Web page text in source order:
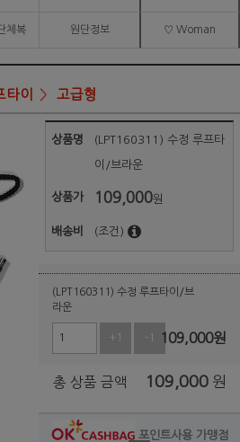
체복 원단정보 ♡ Woman
타이 고급형
상품명 (LPT160311) 수정 루프타
이/브라운
상품가 109,000원
배송비 (조건)
(LPT160311) 수정 루프타이/브
라운
+1 -1 109,000원
총 상품 금액 109,000 원
포인트사용 가맹점